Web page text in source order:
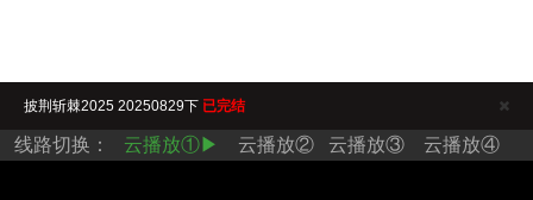
披荆斩棘2025 20250829下 已完结